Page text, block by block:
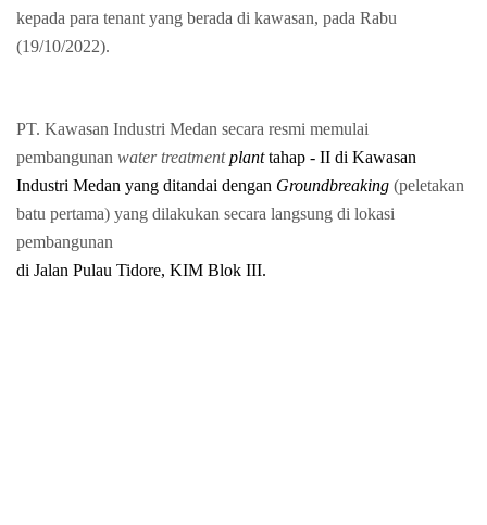
kepada para tenant yang berada di kawasan, pada Rabu
(19/10/2022).
PT. Kawasan Industri Medan secara resmi memulai
pembangunan water treatment planttahap - II di Kawasan
Industri Medan yang ditandai dengan Groundbreaking (peletakan
batu pertama) yang dilakukan secara langsung di lokasi
pembangunan
di Jalan Pulau Tidore, KIM Blok III.